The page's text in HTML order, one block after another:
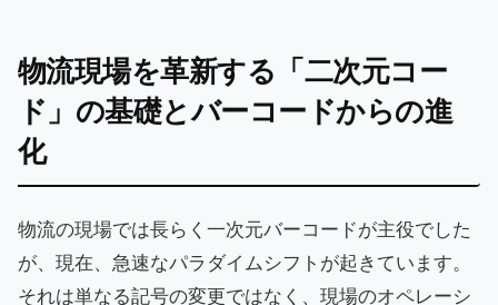
物流現場を革新する「二次元コー
ド」の基礎とバーコードからの進
化
物流の現場では長らく一次元バーコードが主役でした
が、現在、急速なパラダイムシフトが起きています。
それは単なる記号の変更ではなく、現場のオペレーシ